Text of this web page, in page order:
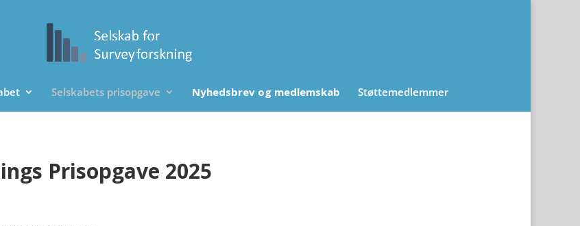
Selskabets prisopgave Nyhedsbrev og medlemskab Støttemedlemmer
Prisopgave 2025